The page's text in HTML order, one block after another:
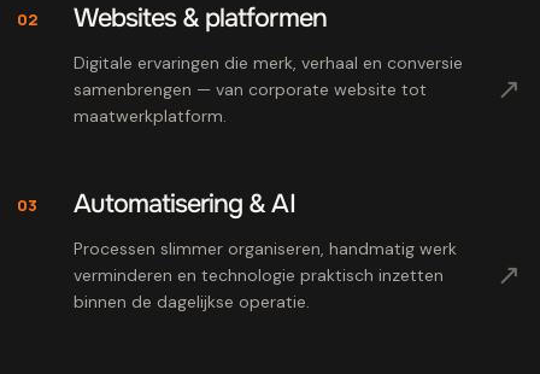
02 Websites & platformen
Digitale ervaringen die merk, verhaal en conversie
samenbrengen — van corporate website tot
maatwerkplatform.
↗
03 Automatisering & AI
Processen slimmer organiseren, handmatig werk
verminderen en technologie praktisch inzetten
binnen de dagelijkse operatie.
↗